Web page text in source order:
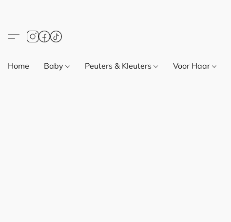
Home Baby Peuters & Kleuters Voor Haar